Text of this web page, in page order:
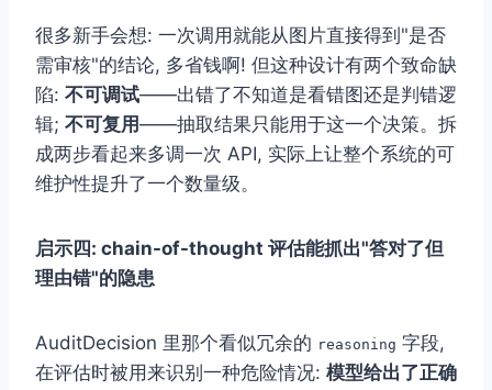
很多新手会想: 一次调用就能从图片直接得到"是否
需审核"的结论, 多省钱啊! 但这种设计有两个致命缺
陷: 不可调试——出错了不知道是看错图还是判错逻
辑; 不可复用——抽取结果只能用于这一个决策。拆
成两步看起来多调一次 API, 实际上让整个系统的可
维护性提升了一个数量级。
启示四: chain-of-thought 评估能抓出"答对了但
理由错"的隐患
AuditDecision 里那个看似冗余的 reasoning 字段,
在评估时被用来识别一种危险情况: 模型给出了正确